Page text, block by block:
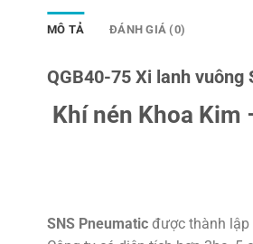
MÔ TẢ ĐÁNH GIÁ (0)
QGB40-75 Xi lanh vuông
Khí nén Khoa Kim
SNS Pneumatic được thành lập